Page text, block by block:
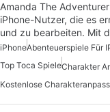
Amanda The
iPhone-Nutzer, die es
und zu bearbeiten. Mit
iPhoneAbenteuerspiele Für
Top Toca Spiele